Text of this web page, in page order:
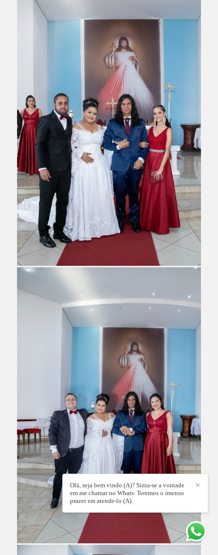
✕
Olá, seja bem vindo (A)? Sinta-se a vontade
em me chamar no Whats. Teremos o imenso
prazer em atende-lo (A).